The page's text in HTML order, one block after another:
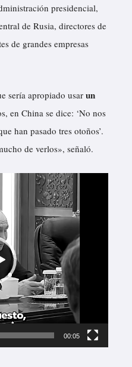
presidencial,
de Rusia, directores de
de grandes empresas
sería apropiado usar un
en China se dice: ‘No nos
han pasado tres otoños’.
de verlos», señaló.
00:05